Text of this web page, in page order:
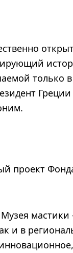
только
проект
мастики
и в